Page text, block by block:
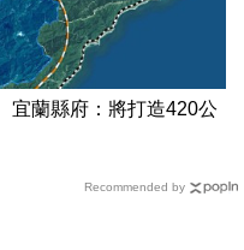
蘭縣府：將打造420公
Recommended by